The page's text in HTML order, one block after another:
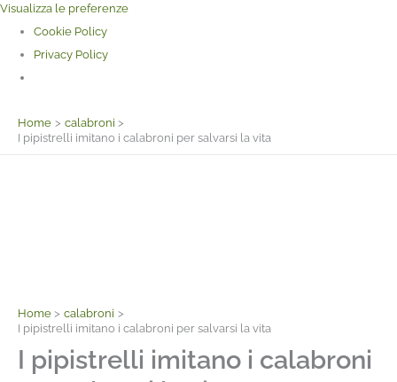
Visualizza le preferenze
Cookie Policy
Privacy Policy
Home
calabroni
I pipistrelli imitano i calabroni per salvarsi la vita
Home
calabroni
I pipistrelli imitano i calabroni per salvarsi la vita
I pipistrelli imitano i calabroni